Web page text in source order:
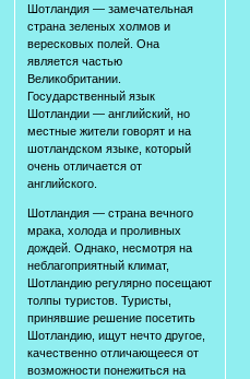
Шотландия — замечательная
страна зеленых холмов и
вересковых полей. Она
является частью
Великобритании.
Государственный язык
Шотландии — английский, но
местные жители говорят и на
шотландском языке, который
очень отличается от
английского.
Шотландия — страна вечного
мрака, холода и проливных
дождей. Однако, несмотря на
неблагоприятный климат,
Шотландию регулярно посещают
толпы туристов. Туристы,
принявшие решение посетить
Шотландию, ищут нечто другое,
качественно отличающееся от
возможности понежиться на